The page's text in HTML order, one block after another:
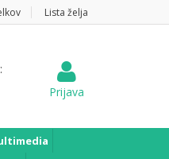
Lista želja
Prijava